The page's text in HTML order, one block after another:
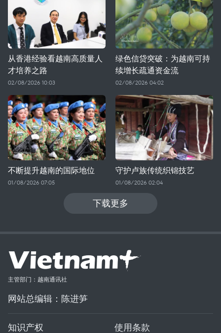
从香港经验看越南高质量人
才培养之路
02/08/2026 10:03
绿色信贷突破：为越南可持
续增长疏通资金流
02/08/2026 04:02
不断提升越南的国际地位
01/08/2026 07:05
守护卢族传统织锦技艺
01/08/2026 02:04
下载更多
主管部门：越南通讯社
网站总编辑：陈进笋
知识产权 使用条款